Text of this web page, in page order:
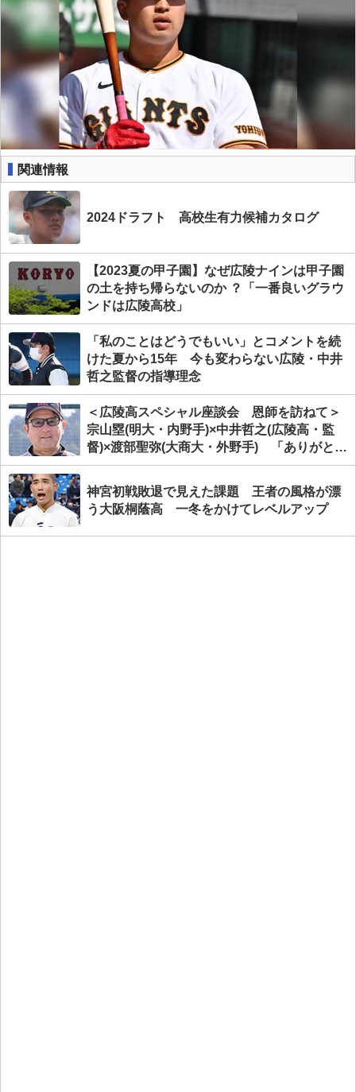
関連情報
2024ドラフト 高校生有力候補カタログ
【2023夏の甲子園】なぜ広陵ナインは甲子園
の土を持ち帰らないのか ？「一番良いグラウ
ンドは広陵高校」
「私のことはどうでもいい」とコメントを続
けた夏から15年 今も変わらない広陵・中井
哲之監督の指導理念
＜広陵高スペシャル座談会 恩師を訪ねて＞
宗山塁(明大・内野手)×中井哲之(広陵高・監
督)×渡部聖弥(大商大・外野手) 「ありがと
う」の意味
神宮初戦敗退で見えた課題 王者の風格が漂
う大阪桐蔭高 一冬をかけてレベルアップ